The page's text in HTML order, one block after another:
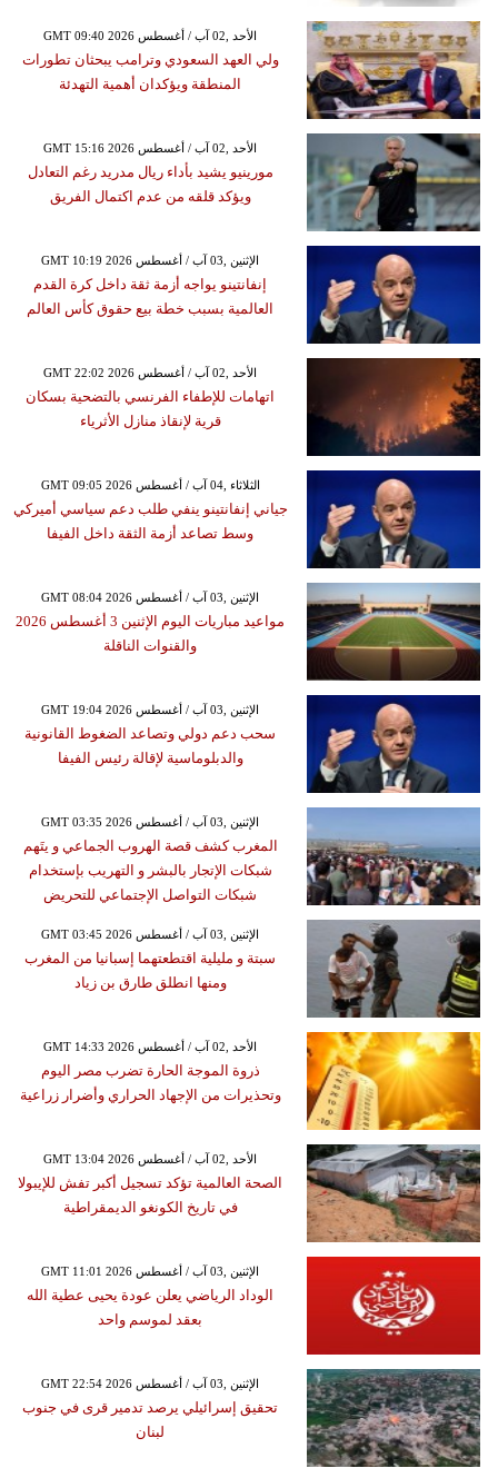
GMT 09:40 2026 الأحد ,02 آب / أغسطس
ولي العهد السعودي وترامب يبحثان تطورات
المنطقة ويؤكدان أهمية التهدئة
GMT 15:16 2026 الأحد ,02 آب / أغسطس
مورينيو يشيد بأداء ريال مدريد رغم التعادل
ويؤكد قلقه من عدم اكتمال الفريق
GMT 10:19 2026 الإثنين ,03 آب / أغسطس
إنفانتينو يواجه أزمة ثقة داخل كرة القدم
العالمية بسبب خطة بيع حقوق كأس العالم
GMT 22:02 2026 الأحد ,02 آب / أغسطس
اتهامات للإطفاء الفرنسي بالتضحية بسكان
قرية لإنقاذ منازل الأثرياء
GMT 09:05 2026 الثلاثاء ,04 آب / أغسطس
جياني إنفانتينو ينفي طلب دعم سياسي أميركي
وسط تصاعد أزمة الثقة داخل الفيفا
GMT 08:04 2026 الإثنين ,03 آب / أغسطس
مواعيد مباريات اليوم الإثنين 3 أغسطس 2026
والقنوات الناقلة
GMT 19:04 2026 الإثنين ,03 آب / أغسطس
سحب دعم دولي وتصاعد الضغوط القانونية
والدبلوماسية لإقالة رئيس الفيفا
GMT 03:35 2026 الإثنين ,03 آب / أغسطس
المغرب كشف قصة الهروب الجماعي و يتَهم
شبكات الإتجار بالبشر و التهريب بإستخدام
شبكات التواصل الإجتماعي للتحريض
GMT 03:45 2026 الإثنين ,03 آب / أغسطس
سبتة و مليلية اقتطعتهما إسبانيا من المغرب
ومنها انطلق طارق بن زياد
GMT 14:33 2026 الأحد ,02 آب / أغسطس
ذروة الموجة الحارة تضرب مصر اليوم
وتحذيرات من الإجهاد الحراري وأضرار زراعية
GMT 13:04 2026 الأحد ,02 آب / أغسطس
الصحة العالمية تؤكد تسجيل أكبر تفش للإيبولا
في تاريخ الكونغو الديمقراطية
GMT 11:01 2026 الإثنين ,03 آب / أغسطس
الوداد الرياضي يعلن عودة يحيى عطية الله
بعقد لموسم واحد
GMT 22:54 2026 الإثنين ,03 آب / أغسطس
تحقيق إسرائيلي يرصد تدمير قرى في جنوب
لبنان